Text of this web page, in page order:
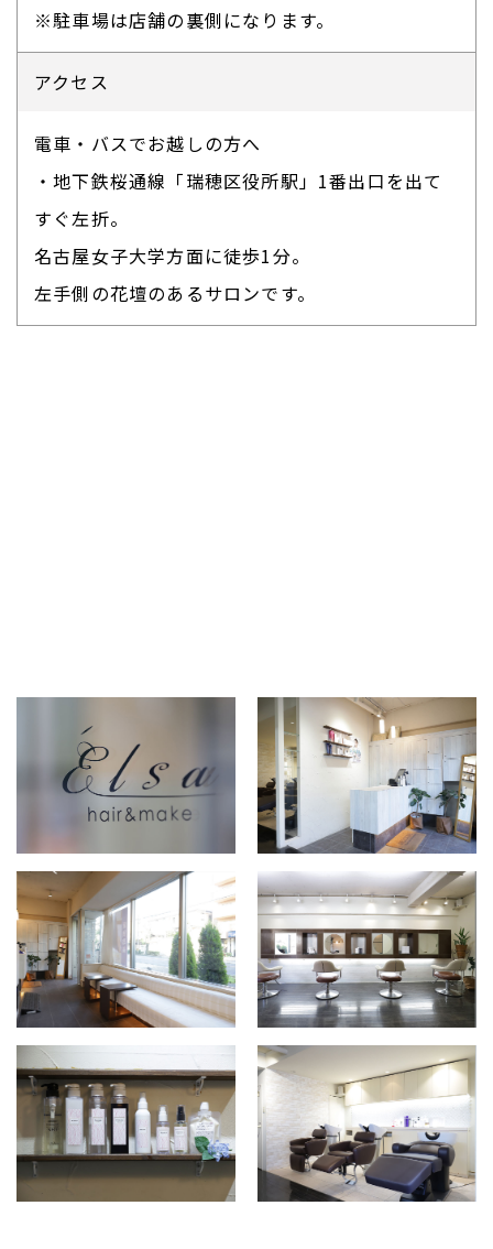
※駐車場は店舗の裏側になります。
アクセス
電車・バスでお越しの方へ
・地下鉄桜通線「瑞穂区役所駅」1番出口を出て
すぐ左折。
名古屋女子大学方面に徒歩1分。
左手側の花壇のあるサロンです。